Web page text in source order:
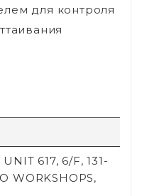
для контроля
617, 6/F, 131-
WORKSHOPS,